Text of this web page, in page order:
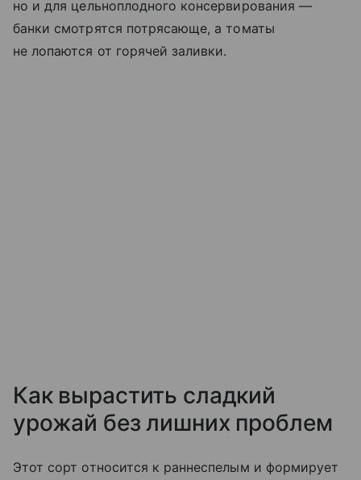
но и для цельноплодного консервирования —
банки смотрятся потрясающе, а томаты
не лопаются от горячей заливки.
Как вырастить сладкий
урожай без лишних проблем
Этот сорт относится к раннеспелым и формирует